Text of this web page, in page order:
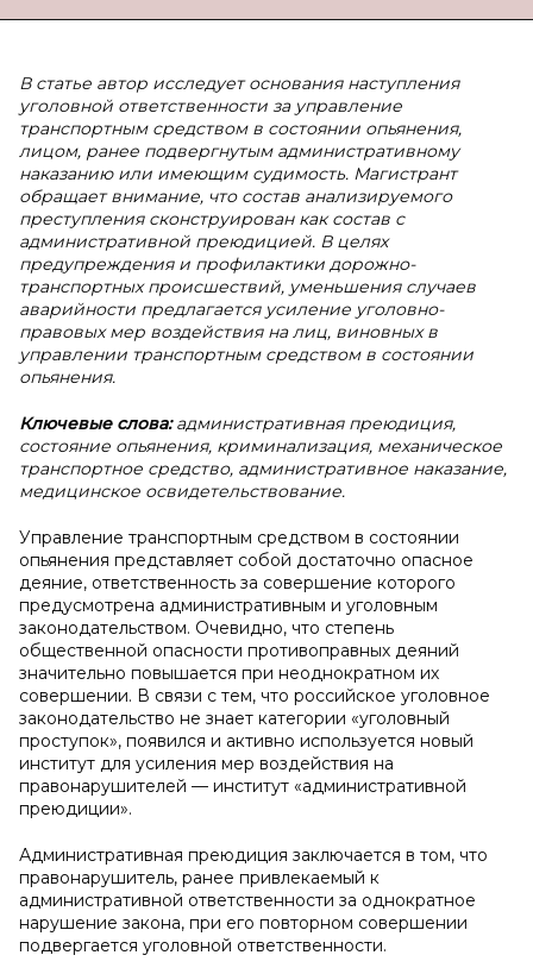
В статье автор исследует основания наступления
уголовной ответственности за управление
транспортным средством в состоянии опьянения,
лицом, ранее подвергнутым административному
наказанию или имеющим судимость. Магистрант
обращает внимание, что состав анализируемого
преступления сконструирован как состав с
административной преюдицией. В целях
предупреждения и профилактики дорожно-
транспортных происшествий, уменьшения случаев
аварийности предлагается усиление уголовно-
правовых мер воздействия на лиц, виновных в
управлении транспортным средством в состоянии
опьянения.
Ключевые слова:административная преюдиция,
состояние опьянения, криминализация, механическое
транспортное средство, административное наказание,
медицинское освидетельствование.
Управление транспортным средством в состоянии
опьянения представляет собой достаточно опасное
деяние, ответственность за совершение которого
предусмотрена административным и уголовным
законодательством. Очевидно, что степень
общественной опасности противоправных деяний
значительно повышается при неоднократном их
совершении. В связи с тем, что российское уголовное
законодательство не знает категории «уголовный
проступок», появился и активно используется новый
институт для усиления мер воздействия на
правонарушителей — институт «административной
преюдиции».
Административная преюдиция заключается в том, что
правонарушитель, ранее привлекаемый к
административной ответственности за однократное
нарушение закона, при его повторном совершении
подвергается уголовной ответственности.